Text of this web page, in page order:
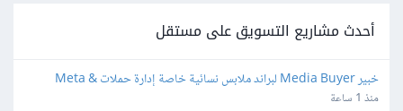
أحدث مشاريع التسويق على مستقل
TikTok
منذ 1 ساعة